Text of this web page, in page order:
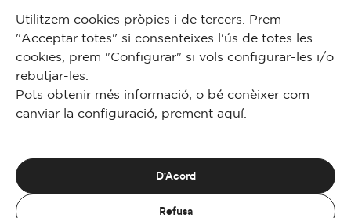
Utilitzem cookies pròpies i de tercers. Prem
"Acceptar totes" si consenteixes l'ús de totes les
cookies, prem "Configurar" si vols configurar-les i/o
rebutjar-les.
Pots obtenir més informació, o bé conèixer com
canviar la configuració, prement aquí.
D'Acord
Refusa